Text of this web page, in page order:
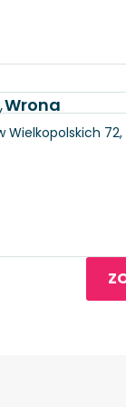
Wrona
Wielkopolskich